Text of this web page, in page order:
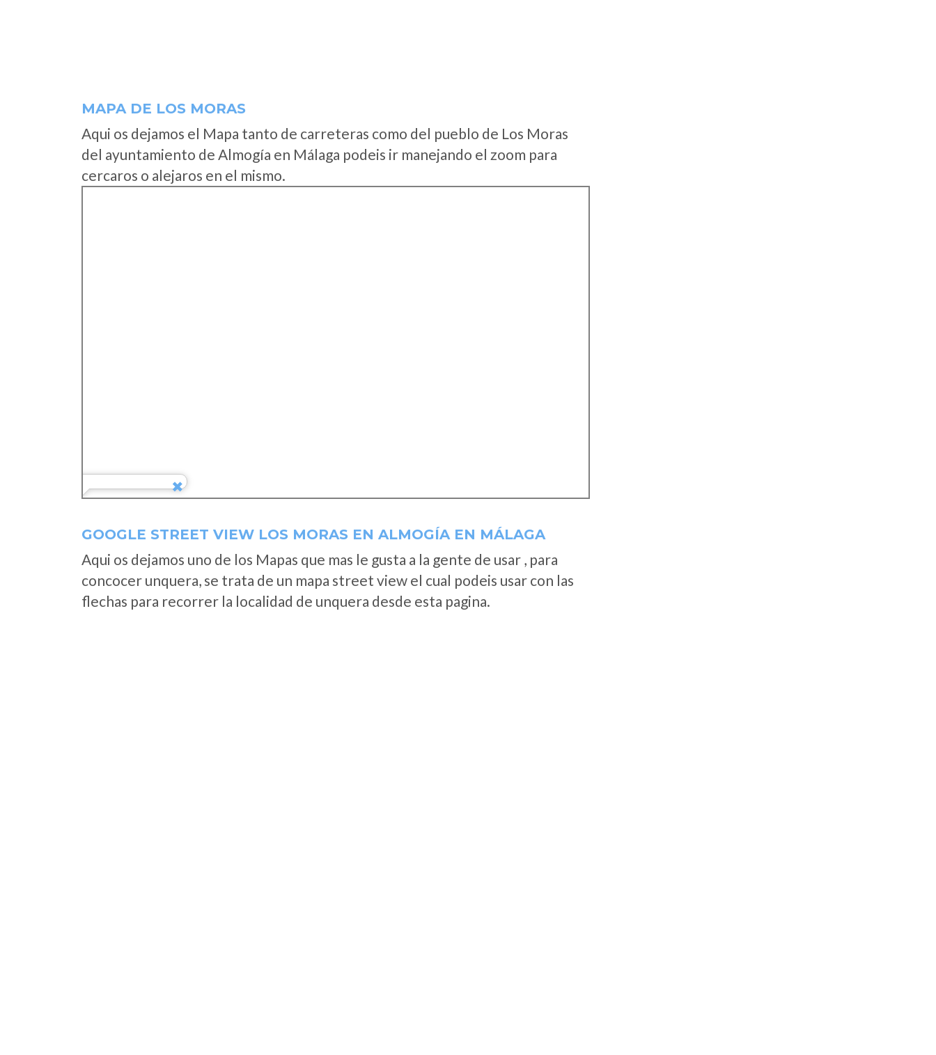
MAPA DE LOS MORAS
Aqui os dejamos el Mapa tanto de carreteras como del pueblo de Los Moras
del ayuntamiento de Almogía en Málaga podeis ir manejando el zoom para
cercaros o alejaros en el mismo.
GOOGLE STREET VIEW LOS MORAS EN ALMOGÍA EN MÁLAGA
Aqui os dejamos uno de los Mapas que mas le gusta a la gente de usar , para
concocer unquera, se trata de un mapa street view el cual podeis usar con las
flechas para recorrer la localidad de unquera desde esta pagina.